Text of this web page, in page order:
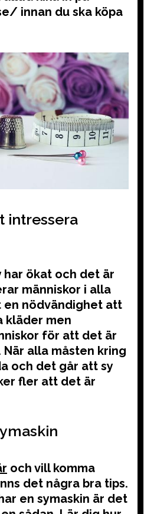
innan du ska köpa
intressera
ökat och det är
människor i alla
en nödvändighet att
kläder men
för att det är
alla måsten kring
och det går att sy
fler att det är
och vill komma
det några bra tips.
en symaskin är det